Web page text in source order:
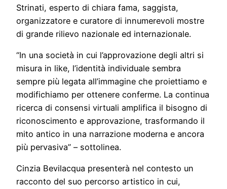
Strinati, esperto di chiara fama, saggista,
organizzatore e curatore di innumerevoli mostre
di grande rilievo nazionale ed internazionale.
“In una società in cui l’approvazione degli altri si
misura in like, l’identità individuale sembra
sempre più legata all’immagine che proiettiamo e
modifichiamo per ottenere conferme. La continua
ricerca di consensi virtuali amplifica il bisogno di
riconoscimento e approvazione, trasformando il
mito antico in una narrazione moderna e ancora
più pervasiva” – sottolinea.
Cinzia Bevilacqua presenterà nel contesto un
racconto del suo percorso artistico in cui,